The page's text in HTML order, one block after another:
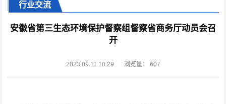
行业交流
安徽省第三生态环境保护督察组督察省商务厅动员会召
开
2023.09.11 10:29 浏览量： 607